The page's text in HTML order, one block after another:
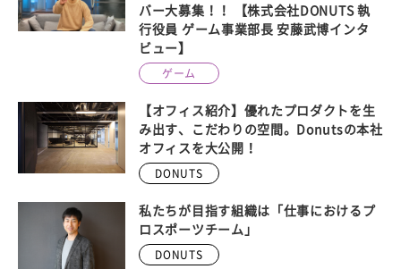
バー大募集！！ 【株式会社DONUTS 執
行役員 ゲーム事業部長 安藤武博インタ
ビュー】
ゲーム
【オフィス紹介】優れたプロダクトを生
み出す、こだわりの空間。Donutsの本社
オフィスを大公開！
DONUTS
私たちが目指す組織は「仕事におけるプ
ロスポーツチーム」
DONUTS